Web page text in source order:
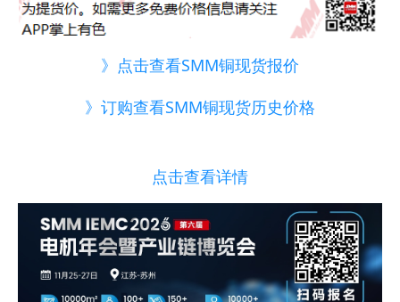
》点击查看SMM铜现货报价
》订购查看SMM铜现货历史价格
点击查看详情